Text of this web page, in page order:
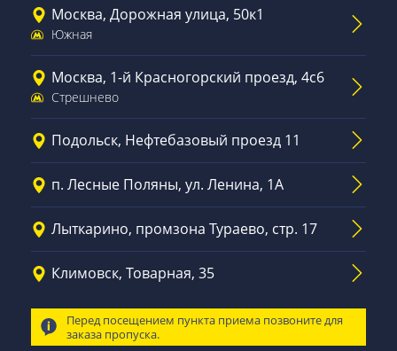
Москва, Дорожная улица, 50к1
Южная
Москва, 1-й Красногорский проезд, 4с6
Стрешнево
Подольск, Нефтебазовый проезд 11
п. Лесные Поляны, ул. Ленина, 1А
Лыткарино, промзона Тураево, стр. 17
Климовск, Товарная, 35
Перед посещением пункта приема позвоните для
заказа пропуска.